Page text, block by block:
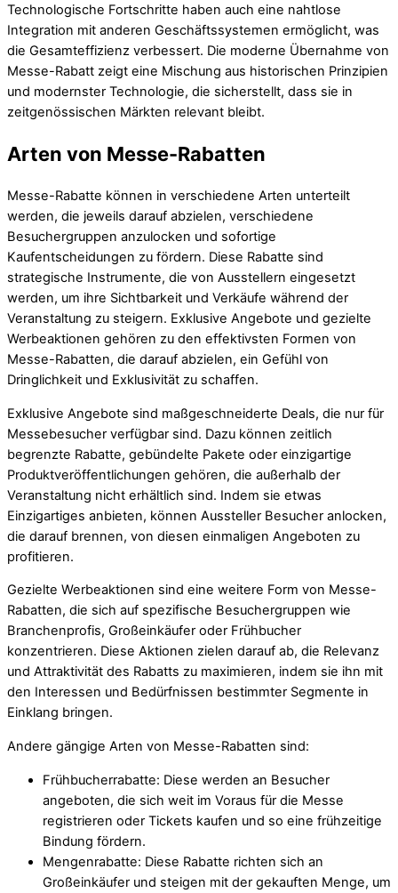
Technologische Fortschritte haben auch eine nahtlose
Integration mit anderen Geschäftssystemen ermöglicht, was
die Gesamteffizienz verbessert. Die moderne Übernahme von
Messe-Rabatt zeigt eine Mischung aus historischen Prinzipien
und modernster Technologie, die sicherstellt, dass sie in
zeitgenössischen Märkten relevant bleibt.
Arten von Messe-Rabatten
Messe-Rabatte können in verschiedene Arten unterteilt
werden, die jeweils darauf abzielen, verschiedene
Besuchergruppen anzulocken und sofortige
Kaufentscheidungen zu fördern. Diese Rabatte sind
strategische Instrumente, die von Ausstellern eingesetzt
werden, um ihre Sichtbarkeit und Verkäufe während der
Veranstaltung zu steigern. Exklusive Angebote und gezielte
Werbeaktionen gehören zu den effektivsten Formen von
Messe-Rabatten, die darauf abzielen, ein Gefühl von
Dringlichkeit und Exklusivität zu schaffen.
Exklusive Angebote sind maßgeschneiderte Deals, die nur für
Messebesucher verfügbar sind. Dazu können zeitlich
begrenzte Rabatte, gebündelte Pakete oder einzigartige
Produktveröffentlichungen gehören, die außerhalb der
Veranstaltung nicht erhältlich sind. Indem sie etwas
Einzigartiges anbieten, können Aussteller Besucher anlocken,
die darauf brennen, von diesen einmaligen Angeboten zu
profitieren.
Gezielte Werbeaktionen sind eine weitere Form von Messe-
Rabatten, die sich auf spezifische Besuchergruppen wie
Branchenprofis, Großeinkäufer oder Frühbucher
konzentrieren. Diese Aktionen zielen darauf ab, die Relevanz
und Attraktivität des Rabatts zu maximieren, indem sie ihn mit
den Interessen und Bedürfnissen bestimmter Segmente in
Einklang bringen.
Andere gängige Arten von Messe-Rabatten sind:
Frühbucherrabatte: Diese werden an Besucher
angeboten, die sich weit im Voraus für die Messe
registrieren oder Tickets kaufen und so eine frühzeitige
Bindung fördern.
Mengenrabatte: Diese Rabatte richten sich an
Großeinkäufer und steigen mit der gekauften Menge, um